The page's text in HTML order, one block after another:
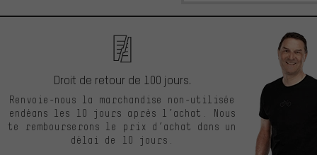
Droit de retour de 100 jours.
Renvoie-nous la marchandise non-utilisée
endéans les 10 jours après l’achat. Nous
te rembourserons le prix d’achat dans un
délai de 10 jours.